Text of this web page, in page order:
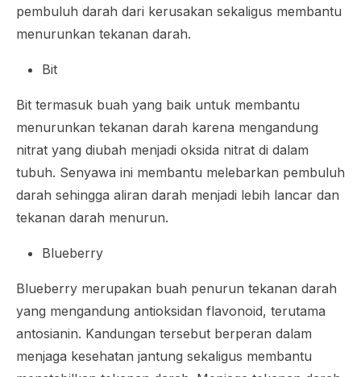
pembuluh darah dari kerusakan sekaligus membantu
menurunkan tekanan darah.
Bit
Bit termasuk buah yang baik untuk membantu
menurunkan tekanan darah karena mengandung
nitrat yang diubah menjadi oksida nitrat di dalam
tubuh. Senyawa ini membantu melebarkan pembuluh
darah sehingga aliran darah menjadi lebih lancar dan
tekanan darah menurun.
Blueberry
Blueberry merupakan buah penurun tekanan darah
yang mengandung antioksidan flavonoid, terutama
antosianin. Kandungan tersebut berperan dalam
menjaga kesehatan jantung sekaligus membantu